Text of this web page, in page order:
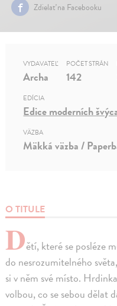
Zdielať na Facebooku
O TITULE
Dětí, které se posléze
do nesrozumitelného
si v něm své místo.
volbou, co se sebou dělat
VYDAVATEĽ
Archa
POČET STRÁN
142
EDÍCIA
Edice moderních
VÄZBA
Mäkká väzba /